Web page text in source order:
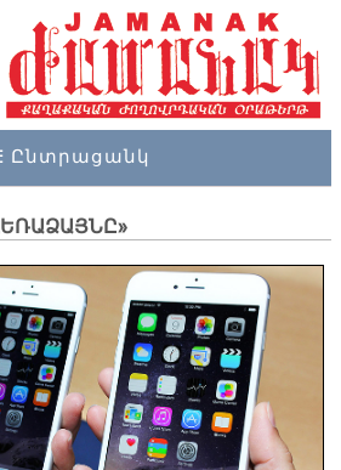
Ընտրացանկ